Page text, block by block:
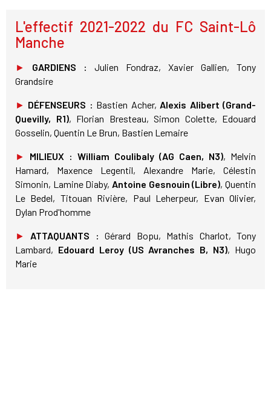
L'effectif 2021-2022 du FC Saint-Lô
Manche
► GARDIENS : Julien Fondraz, Xavier Gallien, Tony
Grandsire
► DÉFENSEURS : Bastien Acher, Alexis Alibert (Grand-
Quevilly, R1), Florian Bresteau, Simon Colette, Edouard
Gosselin, Quentin Le Brun, Bastien Lemaire
► MILIEUX : William Coulibaly (AG Caen, N3), Melvin
Hamard, Maxence Legentil, Alexandre Marie, Célestin
Simonin, Lamine Diaby, Antoine Gesnouin (Libre), Quentin
Le Bedel, Titouan Rivière, Paul Leherpeur, Evan Olivier,
Dylan Prod'homme
► ATTAQUANTS : Gérard Bopu, Mathis Charlot, Tony
Lambard, Edouard Leroy (US Avranches B, N3), Hugo
Marie